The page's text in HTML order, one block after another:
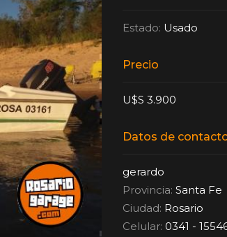
Estado: Usado
Precio
U$S 3.900
Datos de
gerardo
Provincia:Santa Fe
Ciudad: Rosario
Celular: 0341 -